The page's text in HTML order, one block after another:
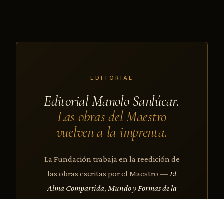
EDITORIAL
Editorial Manolo Sanlúcar.
Las obras del Maestro
vuelven a la imprenta.
La Fundación trabaja en la reedición de
las obras escritas por el Maestro —El
Alma Compartida, Mundo y Formas de la